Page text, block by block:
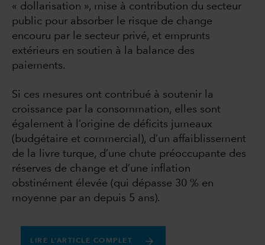
« dollarisation », mise à contribution du secteur
public pour absorber le risque de change
encouru par le secteur privé, et emprunts
extérieurs en soutien à la balance des
paiements.
Si ces mesures ont contribué à soutenir la
croissance par la consommation, elles sont
également à l’origine de déficits jumeaux
(budgétaire et commercial), d’un affaiblissement
de la livre turque, d’une chute préoccupante des
réserves de change et d’une inflation
obstinément élevée (qui dépasse 30 % en
moyenne par an depuis 5 ans).
LIRE L’ARTICLE COMPLET